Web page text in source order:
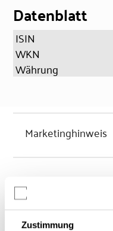
Zustimmung
Datenblatt
ISIN
WKN
Währung
Marketinghinweis
Chancen & Risiken